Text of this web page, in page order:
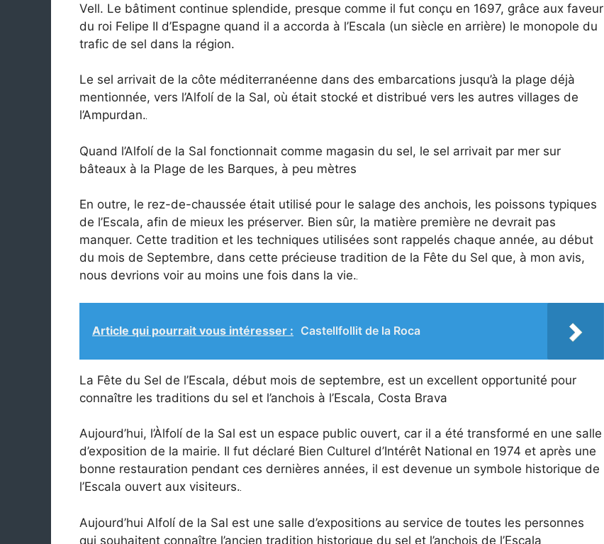
Vell. Le bâtiment continue splendide, presque comme il fut conçu en 1697, grâce aux faveur
du roi Felipe II d’Espagne quand il a accorda à l’Escala (un siècle en arrière) le monopole du
trafic de sel dans la région.
Le sel arrivait de la côte méditerranéenne dans des embarcations jusqu’à la plage déjà
mentionnée, vers l’Alfolí de la Sal, où était stocké et distribué vers les autres villages de
l’Ampurdan.
Quand l’Alfolí de la Sal fonctionnait comme magasin du sel, le sel arrivait par mer sur
bâteaux à la Plage de les Barques, à peu mètres
En outre, le rez-de-chaussée était utilisé pour le salage des anchois, les poissons typiques
de l’Escala, afin de mieux les préserver. Bien sûr, la matière première ne devrait pas
manquer. Cette tradition et les techniques utilisées sont rappelés chaque année, au début
du mois de Septembre, dans cette précieuse tradition de la Fête du Sel que, à mon avis,
nous devrions voir au moins une fois dans la vie.
Article qui pourrait vous intéresser : Castellfollit de la Roca
La Fête du Sel de l’Escala, début mois de septembre, est un excellent opportunité pour
connaître les traditions du sel et l’anchois à l’Escala, Costa Brava
Aujourd’hui, l’Àlfolí de la Sal est un espace public ouvert, car il a été transformé en une salle
d’exposition de la mairie. Il fut déclaré Bien Culturel d’Intérêt National en 1974 et après une
bonne restauration pendant ces dernières années, il est devenue un symbole historique de
l’Escala ouvert aux visiteurs.
Aujourd’hui Alfolí de la Sal est une salle d’expositions au service de toutes les personnes
qui souhaitent connaître l’ancien tradition historique du sel et l’anchois de l’Escala